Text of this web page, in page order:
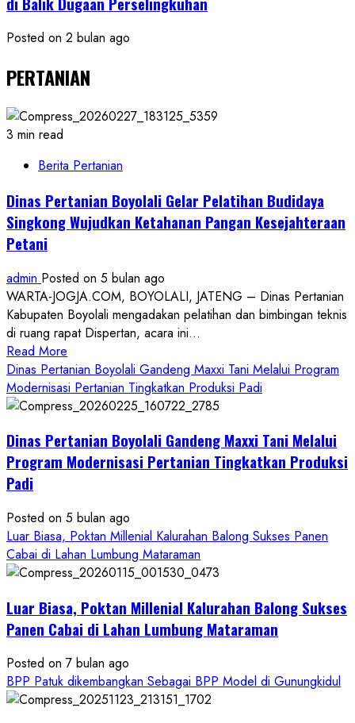
Posted on 2 bulan ago
PERTANIAN
3 min read
Berita Pertanian
Dinas Pertanian Boyolali Gelar Pelatihan Budidaya
Singkong Wujudkan Ketahanan Pangan Kesejahteraan
Petani
admin Posted on 5 bulan ago
WARTA-JOGJA.COM, BOYOLALI, JATENG – Dinas Pertanian
Kabupaten Boyolali mengadakan pelatihan dan bimbingan teknis
di ruang rapat Dispertan, acara ini...
Read More
more
about
Dinas
Boyolali
Gelar
Singkong
Wujudkan
Ketahanan
Pangan
Petani
Dinas Pertanian Boyolali Gandeng Maxxi Tani Melalui Program
Modernisasi Pertanian Tingkatkan Produksi Padi
Dinas Pertanian Boyolali Gandeng Maxxi Tani Melalui
Program Modernisasi Pertanian Tingkatkan Produksi
Padi
Posted on 5 bulan ago
Luar Biasa, Poktan Millenial Kalurahan Balong Sukses Panen
Cabai di Lahan Lumbung Mataraman
Luar Biasa, Poktan Millenial Kalurahan Balong Sukses
Panen Cabai di Lahan Lumbung Mataraman
Posted on 7 bulan ago
BPP Patuk dikembangkan Sebagai BPP Model di Gunungkidul